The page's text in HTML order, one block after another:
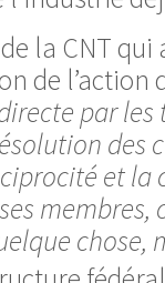
la CNT qui
de l’action
par
des
et la
chose,